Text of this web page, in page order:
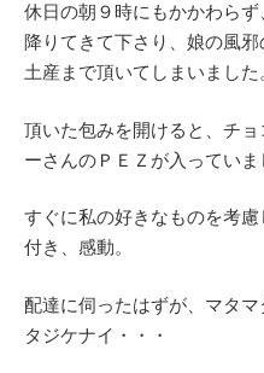
休日の朝９時にもかかわら
降りてきて下さり、娘の風
土産まで頂いてしまいました
頂いた包みを開けると、チ
ーさんのＰＥＺが入っていま
すぐに私の好きなものを考
付き、感動。
配達に伺ったはずが、マタ
タジケナイ・・・